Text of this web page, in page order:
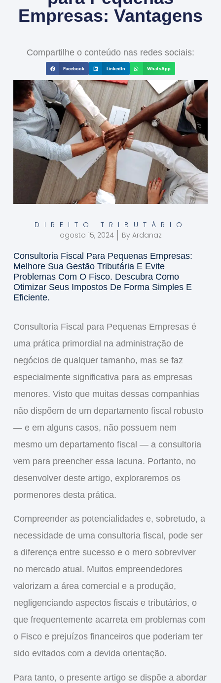
Empresas: Vantagens
Compartilhe o conteúdo nas redes sociais:
Facebook LinkedIn WhatsApp
DIREITO TRIBUTÁRIO
agosto 15, 2024
ByArdanaz
Consultoria Fiscal Para Pequenas Empresas:
Melhore Sua Gestão Tributária E Evite
Problemas Com O Fisco. Descubra Como
Otimizar Seus Impostos De Forma Simples E
Eficiente.
Consultoria Fiscal para Pequenas Empresasé
uma prática primordial na administração de
negócios de qualquer tamanho, mas se faz
especialmente significativa para as empresas
menores. Visto que muitas dessas companhias
não dispõem de um departamento fiscal robusto
— e em alguns casos, não possuem nem
mesmo um departamento fiscal — a consultoria
vem para preencher essa lacuna. Portanto, no
desenvolver deste artigo, exploraremos os
pormenores desta prática.
Compreender as potencialidades e, sobretudo, a
necessidade de uma consultoria fiscal, pode ser
a diferença entre sucesso e o mero sobreviver
no mercado atual. Muitos empreendedores
valorizam a área comercial e a produção,
negligenciando aspectos fiscais e tributários, o
que frequentemente acarreta em problemas com
o Fisco e prejuízos financeiros que poderiam ter
sido evitados com a devida orientação.
Para tanto, o presente artigo se dispõe a abordar